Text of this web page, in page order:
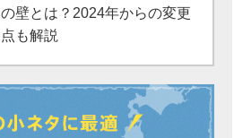
の壁とは？2024年からの変更
点も解説